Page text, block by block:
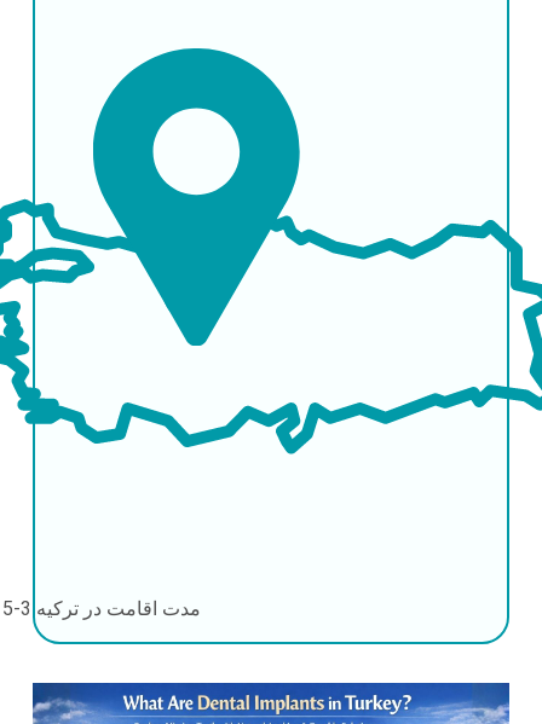
مدت اقامت در ترکیه 3-5 روز